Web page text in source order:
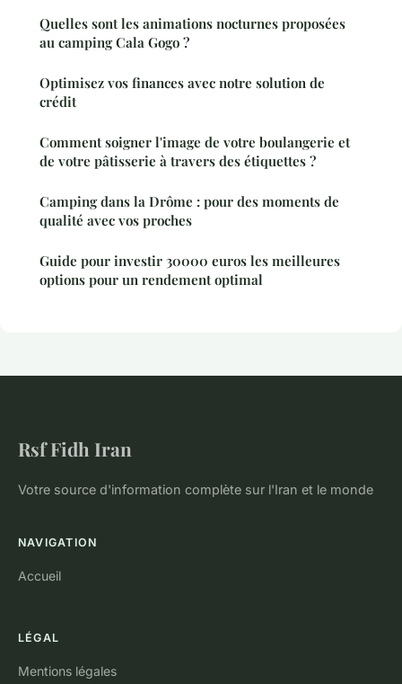
Quelles sont les animations nocturnes proposées
au camping Cala Gogo ?
Optimisez vos finances avec notre solution de
crédit
Comment soigner l'image de votre boulangerie et
de votre pâtisserie à travers des étiquettes ?
Camping dans la Drôme : pour des moments de
qualité avec vos proches
Guide pour investir 30000 euros les meilleures
options pour un rendement optimal
Rsf Fidh Iran
Votre source d'information complète sur l'Iran et le monde
NAVIGATION
Accueil
LÉGAL
Mentions légales